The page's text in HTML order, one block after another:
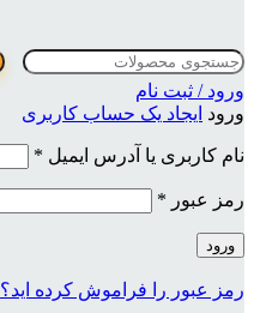
ورود / ثبت نام
ورود ایجاد یک حساب کاربری
نام کاربری یا آدرس ایمیل *
رمز عبور *
ورود
رمز عبور را فراموش کرده اید؟